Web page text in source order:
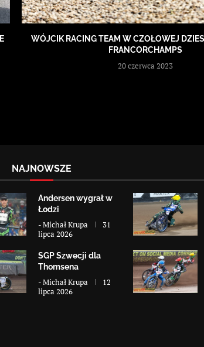
WÓJCIK RACING TEAM W CZOŁOWEJ
FRANCORCHAMPS
20 czerwca 2023
NAJNOWSZE
Andersen wygrał w
Łodzi
-Michał Krupa
31
lipca 2026
SGP Szwecji dla
Thomsena
-Michał Krupa
12
lipca 2026